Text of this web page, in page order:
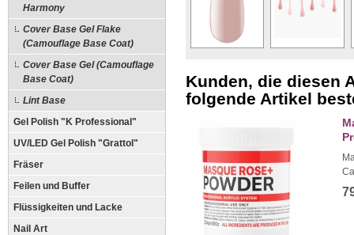
Harmony
Cover Base Gel Flake
(Camouflage Base Coat)
Cover Base Gel (Camouflage
Base Coat)
Lint Base
Gel Polish "K Professional"
UV/LED Gel Polish "Grattol"
Fräser
Feilen und Buffer
Flüssigkeiten und Lacke
Nail Art
Kunden, die diesen
folgende Artikel